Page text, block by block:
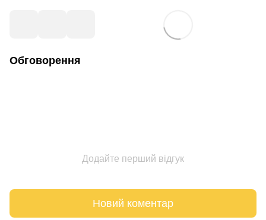
Обговорення
Додайте перший відгук
Новий коментар